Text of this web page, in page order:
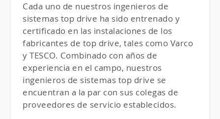
Cada uno de nuestros ingenieros de
sistemas top drive ha sido entrenado y
certificado en las instalaciones de los
fabricantes de top drive, tales como Varco
y TESCO. Combinado con años de
experiencia en el campo, nuestros
ingenieros de sistemas top drive se
encuentran a la par con sus colegas de
proveedores de servicio establecidos.